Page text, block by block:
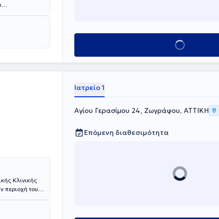
Μετοχικού
γαι
Κλείσε ραντεβού
Κλινικής
περιοχή του
Ιατρείο 1
Αγίου Γερασίμου 24, Ζωγράφου, ΑΤΤΙΚΗ
Επόμενη διαθεσιμότητα